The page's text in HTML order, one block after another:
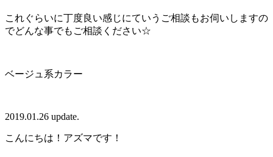
これぐらいに丁度良い感じにていうご相談もお伺いしますの
でどんな事でもご相談ください☆
ベージュ系カラー
2019.01.26 update.
こんにちは！アズマです！